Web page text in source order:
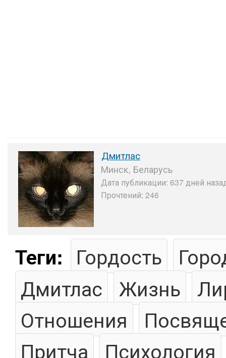
Дмитлас
Минск, Беларусь
Дата публикации: 637 дней
Прочтений: 246
Теги: Гордость
Дмитлас
Жизнь
Отношения
Притча
Психология